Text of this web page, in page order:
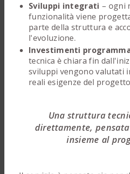
Sviluppi integrati – ogni
funzionalità viene
parte della struttura e
l'evoluzione.
Investimenti
tecnica è chiara fin
sviluppi vengono valutati
reali esigenze del
Una struttura
direttamente, pensata
insieme al